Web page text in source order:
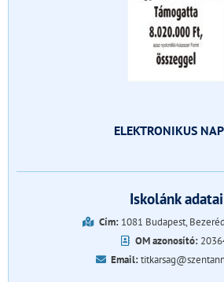
ELEKTRONIKUS
Iskolánk adatai
Cím:1081 Budapest,
OM azonosító:
Email: